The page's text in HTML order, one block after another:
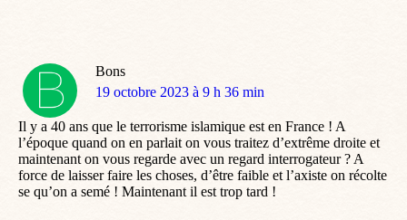
Bons
dit
19 octobre 2023 à 9 h 36 min
Il y a 40 ans que le terrorisme islamique est en France ! A
l’époque quand on en parlait on vous traitez d’extrême droite et
maintenant on vous regarde avec un regard interrogateur ? A
force de laisser faire les choses, d’être faible et l’axiste on récolte
se qu’on a semé ! Maintenant il est trop tard !